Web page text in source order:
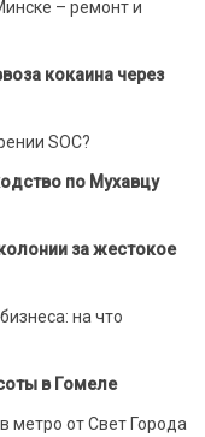
– ремонт и
кокаина через
SOC?
по Мухавцу
за жестокое
на что
в Гомеле
метро от Свет Города